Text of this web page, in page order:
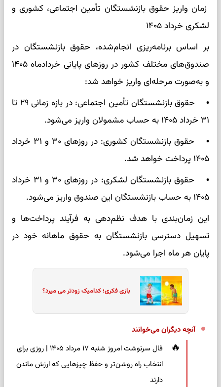
زمان واریز حقوق بازنشستگان تأمین اجتماعی، کشوری و
لشکری خرداد ۱۴۰۵
بر اساس برنامه‌ریزی انجام‌شده، حقوق بازنشستگان در
صندوق‌های مختلف کشور در روزهای پایانی خردادماه ۱۴۰۵
و به‌صورت مرحله‌ای واریز خواهد شد:
• حقوق بازنشستگان تأمین اجتماعی: در بازه زمانی ۲۹ تا
۳۱ خرداد ۱۴۰۵ به حساب مشمولان واریز می‌شود.
• حقوق بازنشستگان کشوری: در روزهای ۳۰ و ۳۱ خرداد
۱۴۰۵ پرداخت خواهد شد.
• حقوق بازنشستگان لشکری: در روزهای ۳۰ و ۳۱ خرداد
۱۴۰۵ به حساب بازنشستگان این صندوق واریز می‌شود.
این زمان‌بندی با هدف نظم‌دهی به فرآیند پرداخت‌ها و
تسهیل دسترسی بازنشستگان به حقوق ماهانه خود در
پایان هر ماه اجرا می‌شود.
بازی فکری؛ کدامیک زودتر می میرد؟
آنچه دیگران می‌خوانند
فال سرنوشت امروز شنبه ۱۷ مرداد ۱۴۰۵ | روزی برای
انتخاب راه روشن‌تر و حفظ چیزهایی که ارزش ماندن
دارند